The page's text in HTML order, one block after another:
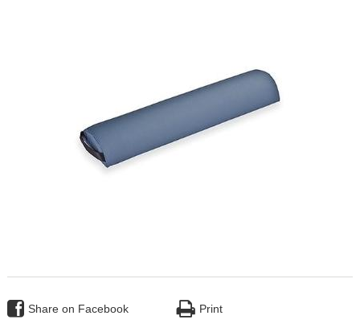
Share on Facebook Print